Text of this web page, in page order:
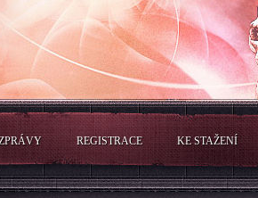
REGISTRACE KE STAŽENÍ